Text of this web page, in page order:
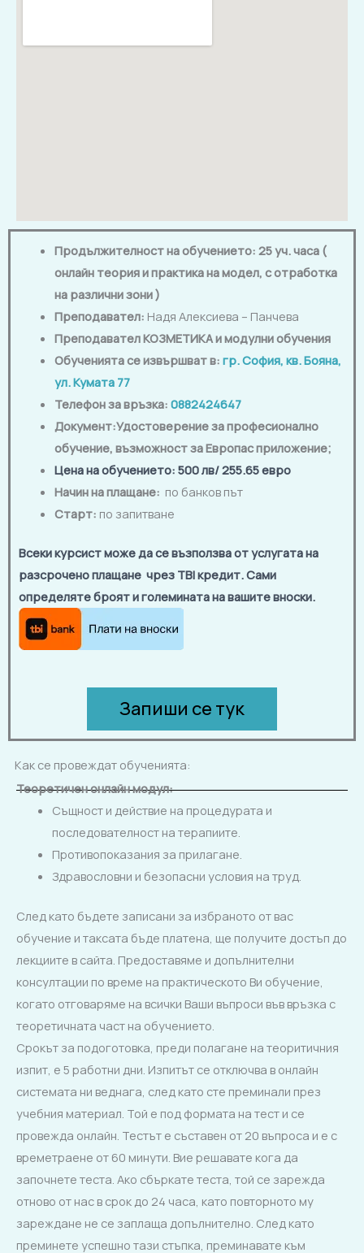
Продължителност на обучението: 25 уч. часа (
онлайн теория и практика на модел, с отработка
на различни зони )
Преподавател: Надя Алексиева – Панчева
Преподавател КОЗМЕТИКА и модулни обучения
Обученията се извършват в: гр. София, кв. Бояна,
ул. Кумата 77
Телефон за връзка: 0882424647
Документ:Удостоверение за професионално
обучение, възможност за Европас приложение;
Цена на обучението: 500 лв/ 255.65 евро
Начин на плащане: по банков път
Старт: по запитване
Всеки курсист може да се възползва от услугата на
разсрочено плащане чрез TBI кредит. Сами
определяте броят и големината на вашите вноски.
Запиши се тук
Как се провеждат обученията:
Теоретичен онлайн модул:
Същност и действие на процедурата и
последователност на терапиите.
Противопоказания за прилагане.
Здравословни и безопасни условия на труд.
След като бъдете записани за избраното от вас
обучение и таксата бъде платена, ще получите достъп до
лекциите в сайта. Предоставяме и допълнителни
консултации по време на практическото Ви обучение,
когато отговаряме на всички Ваши въпроси във връзка с
теоретичната част на обучението.
Срокът за подоготовка, преди полагане на теоритичния
изпит, е 5 работни дни. Изпитът се отключва в онлайн
системата ни веднага, след като сте преминали през
учебния материал. Той е под формата на тест и се
провежда онлайн. Тестът е съставен от 20 въпроса и е с
времетраене от 60 минути. Вие решавате кога да
започнете теста. Ако сбъркате теста, той се зарежда
отново от нас в срок до 24 часа, като повторното му
зареждане не се заплаща допълнително. След като
преминете успешно тази стъпка, преминавате към